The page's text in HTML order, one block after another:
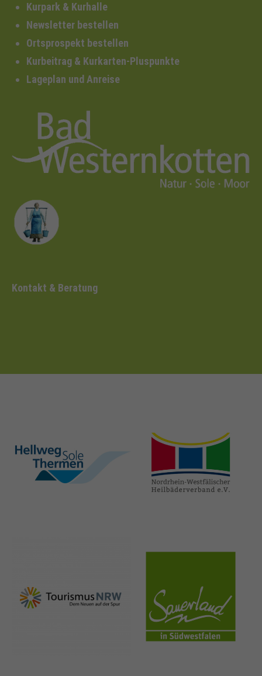
Kurpark & Kurhalle
Newsletter bestellen
Ortsprospekt bestellen
Kurbeitrag & Kurkarten-Pluspunkte
Lageplan und Anreise
Kontakt & Beratung
hellweg-sole-
thermen.de
heilbaeder.de
nrw-
tourismus.de
sauerland.co
m